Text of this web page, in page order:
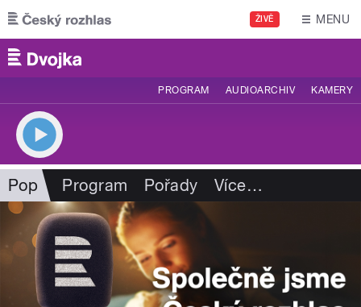
Přejít k hlavnímu obsahu
ŽIVĚ MENU
PROGRAM AUDIOARCHIV KAMERY
Pop Program Pořady Více…